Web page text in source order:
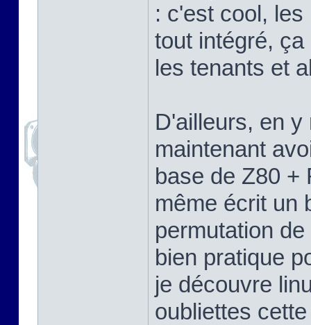
: c'est cool,
tout intégré,
les tenants et
D'ailleurs, en
maintenant
base de Z80 +
même écrit un
permutation
bien pratique
je découvre
oubliettes